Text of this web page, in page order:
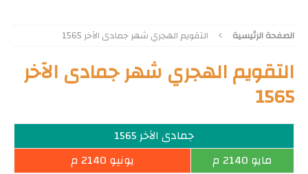
الصفحة الرئيسية التقويم الهجري شهر جمادى الآخر 1565
التقويم الهجري شهر جمادى الآخر
1565
جمادى الآخر 1565
مايو 2140 م
يونيو 2140 م